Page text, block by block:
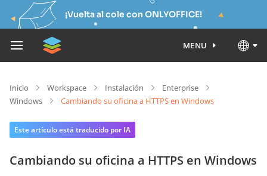
¡Vuelta al cole con ONLYOFFICE!
MENU
Inicio Workspace Instalación
Enterprise
Windows
Cambiando su oficina a HTTPS en Windows
Este artículo está traducido por IA
Cambiando su oficina a HTTPS en Windows